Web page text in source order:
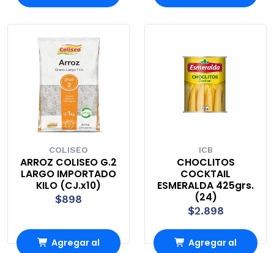
COLISEO
ARROZ COLISEO G.2
LARGO IMPORTADO
KILO (CJ.x10)
$898
Agregar al
ICB
CHOCLITOS
COCKTAIL
ESMERALDA 425grs.
(24)
$2.898
Agregar al